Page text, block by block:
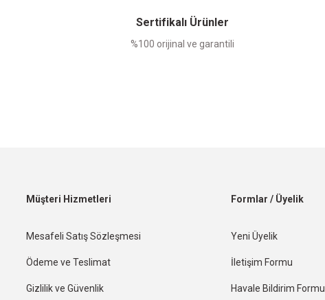
Sertifikalı Ürünler
%100 orijinal ve garantili
Müşteri Hizmetleri
Mesafeli Satış Sözleşmesi
Ödeme ve Teslimat
Gizlilik ve Güvenlik
Formlar / Üyelik
Yeni Üyelik
İletişim Formu
Havale Bildirim Formu